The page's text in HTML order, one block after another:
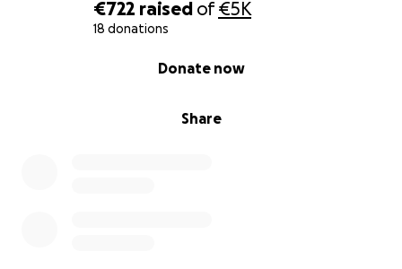
€722 raised of€5K
18 donations
Share
Donate now